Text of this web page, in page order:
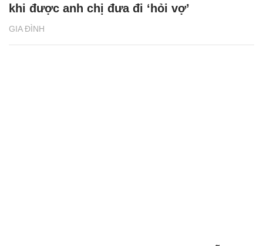
GIA ĐÌNH
khi được anh chị đưa đi ‘hỏi vợ’